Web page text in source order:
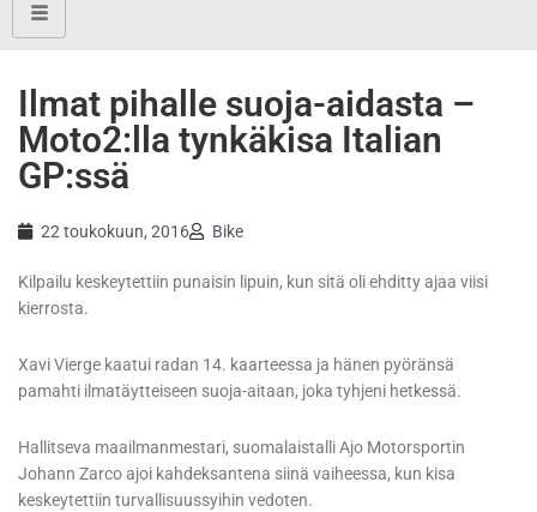
Ilmat pihalle suoja-aidasta –
Moto2:lla tynkäkisa Italian
GP:ssä
22 toukokuun, 2016 Bike
Kilpailu keskeytettiin punaisin lipuin, kun sitä oli ehditty ajaa viisi
kierrosta.
Xavi Vierge kaatui radan 14. kaarteessa ja hänen pyöränsä
pamahti ilmatäytteiseen suoja-aitaan, joka tyhjeni hetkessä.
Hallitseva maailmanmestari, suomalaistalli Ajo Motorsportin
Johann Zarco ajoi kahdeksantena siinä vaiheessa, kun kisa
keskeytettiin turvallisuussyihin vedoten.